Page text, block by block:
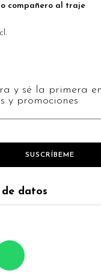
compañero al traje
y sé la primera
y promociones
SUSCRÍBEME
datos